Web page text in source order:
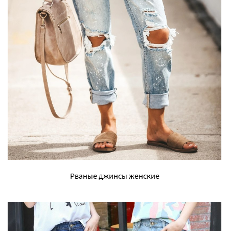
Рваные джинсы женские